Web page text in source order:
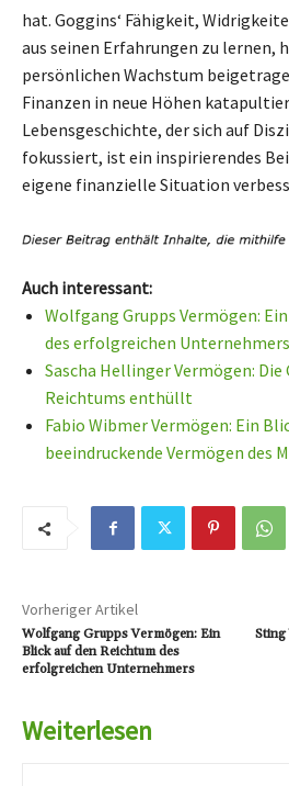
hat. Goggins‘ Fähigkeit,
aus seinen Erfahrungen zu lernen,
persönlichen Wachstum
Finanzen in neue Höhen
Lebensgeschichte, der sich auf
fokussiert, ist ein inspirierendes
eigene finanzielle Situation
Auch interessant:
Wolfgang Grupps Vermögen:
des erfolgreichen Unternehmers
Sascha Hellinger Vermögen: Die
Reichtums enthüllt
Fabio Wibmer Vermögen: Ein
beeindruckende Vermögen des
Vorheriger Artikel
Wolfgang Grupps Vermögen: Ein
Blick auf den Reichtum des
erfolgreichen Unternehmers
Sting
Weiterlesen